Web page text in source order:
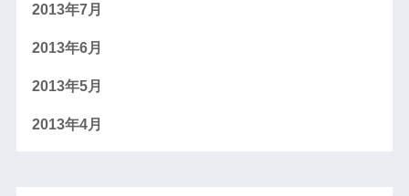
2013年7月
2013年6月
2013年5月
2013年4月